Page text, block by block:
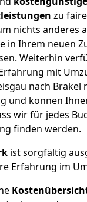
zu
nichts anderes
in Ihrem neuen
Weiterhin
mit
nach Brakel
und können
wir für jedes
finden werden.
ist sorgfältig
Erfahrung im